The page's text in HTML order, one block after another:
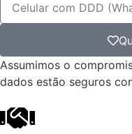
Assumimos o
dados estão seguros